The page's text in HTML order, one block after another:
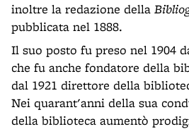
inoltre la redazione della
pubblicata nel 1888.
Il suo posto fu preso nel 1904
che fu anche fondatore della
dal 1921 direttore della
Nei quarant'anni della sua
della biblioteca aumentò